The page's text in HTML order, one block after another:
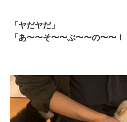
「ヤだヤだ」
「あ〜〜そ〜〜ぶ〜〜の〜〜！
いぬ部をフォロー